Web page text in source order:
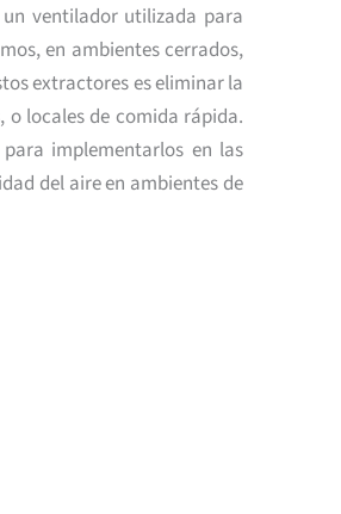
ventilador utilizada para
en ambientes cerrados,
extractores es eliminar la
o locales de comida rápida.
implementarlos en las
del aire en ambientes de